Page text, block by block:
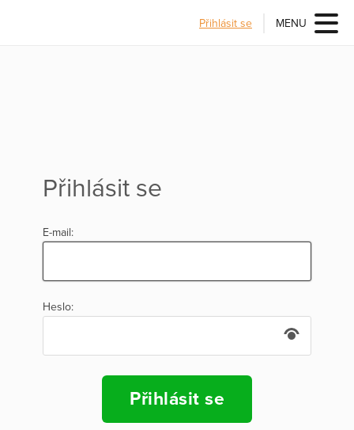
Přihlásit se MENU
Přihlásit se
E-mail:
Heslo:
Přihlásit se